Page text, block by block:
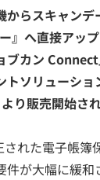
からスキャン
』へ直接アッ
ブカン
トソリューシ
り販売開始さ
れた電子帳簿
件が大幅に緩